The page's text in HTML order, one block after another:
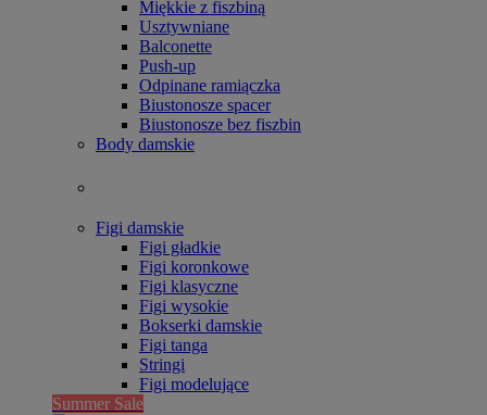
Miękkie z fiszbiną
Usztywniane
Balconette
Push-up
Odpinane ramiączka
Biustonosze spacer
Biustonosze bez fiszbin
Body damskie
Figi damskie
Figi gładkie
Figi koronkowe
Figi klasyczne
Figi wysokie
Bokserki damskie
Figi tanga
Stringi
Figi modelujące
Summer Sale